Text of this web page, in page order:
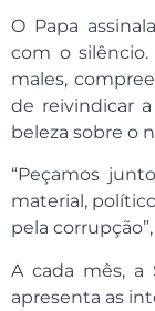
O Papa
com o silêncio.
males,
de reivindicar
beleza sobre o
“Peçamos
material,
pela
A cada mês, a
apresenta as